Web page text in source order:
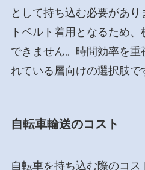
として持ち込む必要があ
トベルト着用となるため
できません。時間効率を
れている層向けの選択肢で
自転車輸送のコスト
自転車を持ち込む際のコ